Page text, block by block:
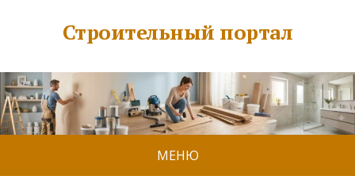
Строительный портал
МЕНЮ